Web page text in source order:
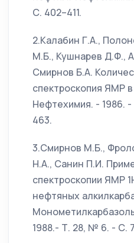
С. 402–411.
2.Калабин Г.А.,
М.Б., Кушнарев Д.Ф.,
Смирнов Б.А.
спектроскопия ЯМР
Нефтехимия. - 1986.
463.
3.Смирнов М.Б.,
Н.А., Санин П.И.
спектроскопии ЯМР
нефтяных
1988.- Т. 28, № 6. - С.